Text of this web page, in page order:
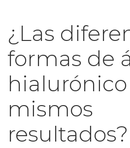
¿Las
formas de
mismos
resultados?